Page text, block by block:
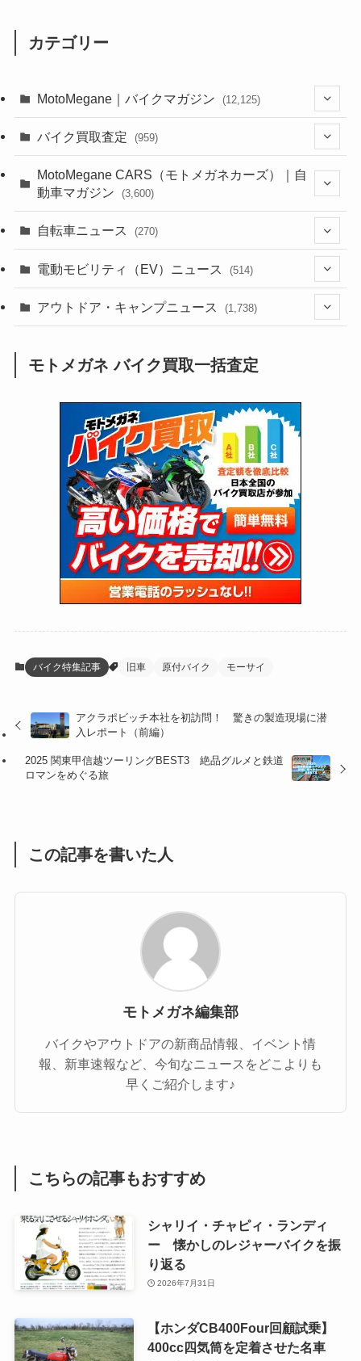
カテゴリー
MotoMegane｜バイクマガジン (12,125)
(44)
(637)
(118)
(60)
(31)
(51)
(34)
(5)
(12)
(63)
(109)
(252)
(38)
(24)
(16)
(25)
(24)
(47)
(15)
(5)
(249)
(64)
(16)
(62)
(4)
(6)
(17)
(5)
(32)
(306)
(6,953)
(2,473)
(249)
(1,226)
(12)
(131)
(38)
(131)
(167)
(85)
(21)
(61)
(171)
(98)
(13)
(60)
(274)
(171)
(38)
(47)
(59)
(36)
(47)
(66)
(16)
(141)
(254)
(204)
(1,139)
(166)
(23)
(33)
(34)
(35)
(41)
(415)
(16)
バイク買取査定 (959)
(352)
MotoMegane CARS（モトメガネカーズ）｜自
動車マガジン
(3,600)
(185)
(137)
(72)
(2,741)
(126)
(170)
自転車ニュース (270)
(54)
(211)
電動モビリティ（EV）ニュース (514)
(132)
(171)
(118)
(27)
アウトドア・キャンプニュース (1,738)
(1,605)
(147)
(13)
(19)
(12)
(16)
(8)
(16)
モトメガネ バイク買取一括査定
バイク特集記事 旧車 原付バイク モーサイ
アクラポビッチ本社を初訪問！ 驚きの製造現場に潜
入レポート（前編）
2025 関東甲信越ツーリングBEST3 絶品グルメと鉄道
ロマンをめぐる旅
この記事を書いた人
モトメガネ編集部
バイクやアウトドアの新商品情報、イベント情
報、新車速報など、今旬なニュースをどこよりも
早くご紹介します♪
こちらの記事もおすすめ
シャリイ・チャピィ・ランディ
ー 懐かしのレジャーバイクを振
り返る
2026年7月31日
【ホンダCB400Four回顧試乗】
400cc四気筒を定着させた名車